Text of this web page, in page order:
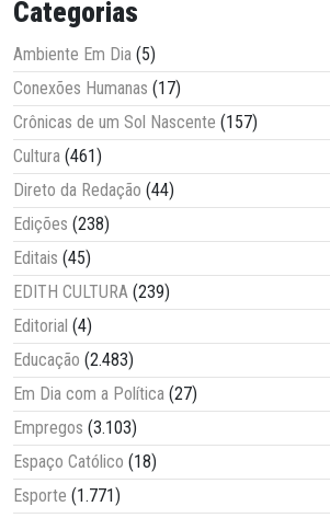
Categorias
Ambiente Em Dia (5)
Conexões Humanas (17)
Crônicas de um Sol Nascente (157)
Cultura (461)
Direto da Redação (44)
Edições (238)
Editais (45)
EDITH CULTURA (239)
Editorial (4)
Educação (2.483)
Em Dia com a Política (27)
Empregos (3.103)
Espaço Católico (18)
Esporte (1.771)